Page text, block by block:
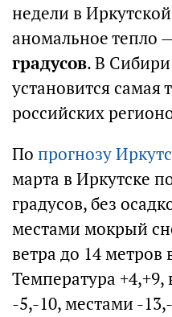
недели в
аномальное тепло
градусов. В
установится самая
российских
По прогнозу
марта в Иркутске
градусов, без
местами мокрый
ветра до 14 метров
Температура
-5,-10, местами -